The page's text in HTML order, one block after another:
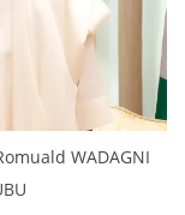
WADAGNI